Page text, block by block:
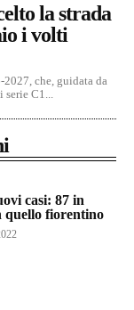
la strada
i volti
che, guidata da
C1...
casi: 87 in
quello fiorentino